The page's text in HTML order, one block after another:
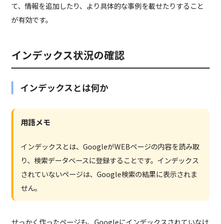
て、情報を追加したり、より具体的な事例を載せたりすること
が有効です。
インデックス状況の確認
インデックスとは何か
用語メモ
インデックスとは、GoogleがWEBページの内容を読み取
り、検索データベースに登録することです。インデックス
されていないページは、Google検索の結果に表示されま
せん。
せっかく作ったページも、Googleにインデックスされていなけ